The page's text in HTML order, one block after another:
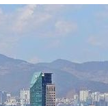
скончался